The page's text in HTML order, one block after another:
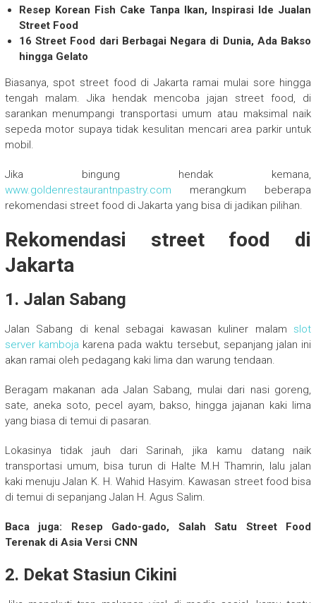
Resep Korean Fish Cake Tanpa Ikan, Inspirasi Ide Jualan
Street Food
16 Street Food dari Berbagai Negara di Dunia, Ada Bakso
hingga Gelato
Biasanya, spot street food di Jakarta ramai mulai sore hingga
tengah malam. Jika hendak mencoba jajan street food, di
sarankan menumpangi transportasi umum atau maksimal naik
sepeda motor supaya tidak kesulitan mencari area parkir untuk
mobil.
Jika bingung hendak kemana,
www.goldenrestaurantnpastry.com merangkum beberapa
rekomendasi street food di Jakarta yang bisa di jadikan pilihan.
Rekomendasi street food di
Jakarta
1. Jalan Sabang
Jalan Sabang di kenal sebagai kawasan kuliner malam slot
server kamboja karena pada waktu tersebut, sepanjang jalan ini
akan ramai oleh pedagang kaki lima dan warung tendaan.
Beragam makanan ada Jalan Sabang, mulai dari nasi goreng,
sate, aneka soto, pecel ayam, bakso, hingga jajanan kaki lima
yang biasa di temui di pasaran.
Lokasinya tidak jauh dari Sarinah, jika kamu datang naik
transportasi umum, bisa turun di Halte M.H Thamrin, lalu jalan
kaki menuju Jalan K. H. Wahid Hasyim. Kawasan street food bisa
di temui di sepanjang Jalan H. Agus Salim.
Baca juga: Resep Gado-gado, Salah Satu Street Food
Terenak di Asia Versi CNN
2. Dekat Stasiun Cikini